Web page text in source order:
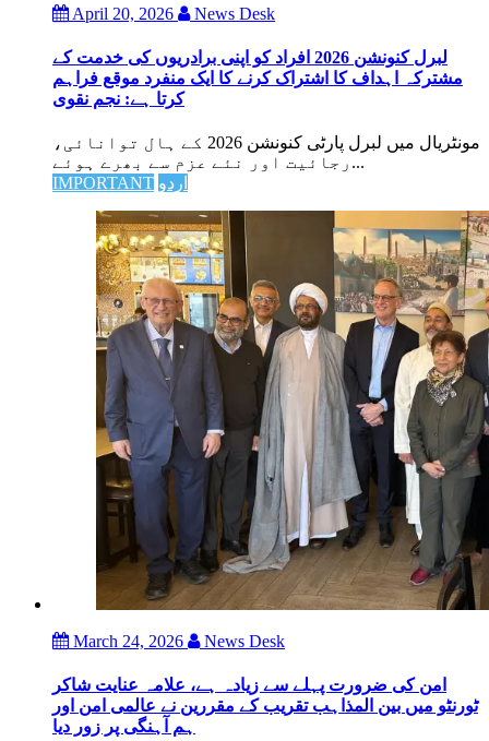
April 20, 2026 News Desk
لبرل کنونشن 2026 افراد کو اپنی برادریوں کی خدمت کے
مشترکہ اہداف کا اشتراک کرنے کا ایک منفرد موقع فراہم
کرتا ہے: نجم نقوی
مونٹریال میں لبرل پارٹی کنونشن 2026 کے ہال توانائی،
رجائیت اور نئے عزم سے بھرے ہوئے...
IMPORTANT اردو
March 24, 2026 News Desk
امن کی ضرورت پہلے سے زیادہ ہے، علامہ عنایت شاکر
ٹورنٹو میں بین المذاہب تقریب کے مقررین نے عالمی امن اور
ہم آہنگی پر زور دیا